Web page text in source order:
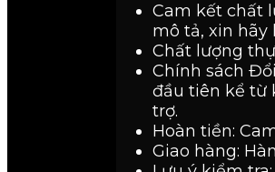
Cam kết chất
mô tả, xin hãy
Chất lượng
Chính sách
đầu tiên kể từ
trợ.
Hoàn tiền:
Giao hàng: